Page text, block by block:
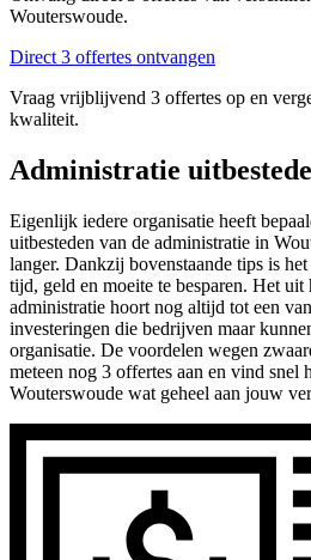
Wouterswoude.
Direct 3 offertes ontvangen
Vraag vrijblijvend 3 offertes op en
kwaliteit.
Administratie
Eigenlijk iedere organisatie heeft
uitbesteden van de administratie in
langer. Dankzij bovenstaande tips is
tijd, geld en moeite te besparen. Het uit
administratie hoort nog altijd tot een
investeringen die bedrijven maar
organisatie. De voordelen wegen
meteen nog 3 offertes aan en vind snel
Wouterswoude wat geheel aan jouw